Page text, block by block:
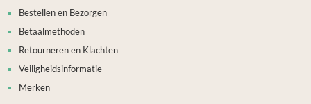
Bestellen en Bezorgen
Betaalmethoden
Retourneren en Klachten
Veiligheidsinformatie
Merken